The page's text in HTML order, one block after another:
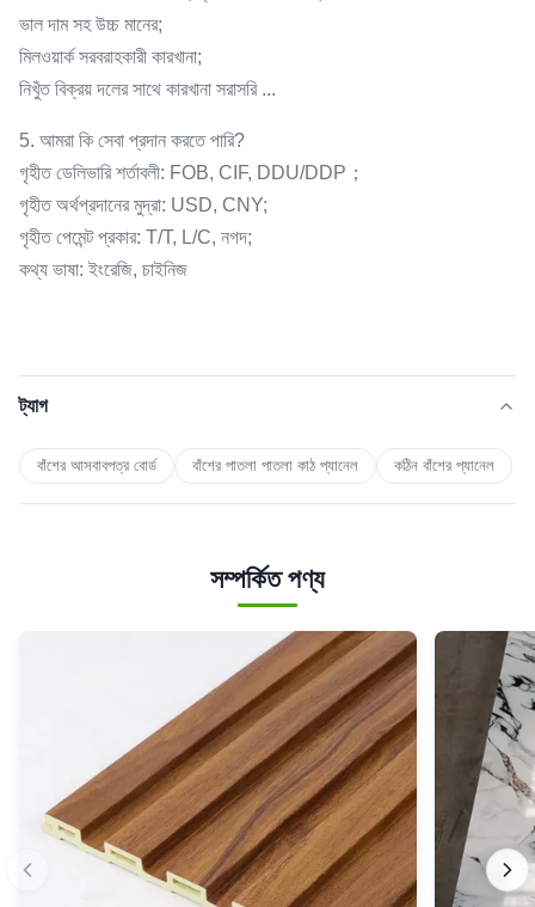
ভাল দাম সহ উচ্চ মানের;
মিলওয়ার্ক সরবরাহকারী কারখানা;
নিখুঁত বিক্রয় দলের সাথে কারখানা সরাসরি ...
5. আমরা কি সেবা প্রদান করতে পারি?
গৃহীত ডেলিভারি শর্তাবলী: FOB, CIF, DDU/DDP；
গৃহীত অর্থপ্রদানের মুদ্রা: USD, CNY;
গৃহীত পেমেন্ট প্রকার: T/T, L/C, নগদ;
কথ্য ভাষা: ইংরেজি, চাইনিজ
ট্যাগ
বাঁশের আসবাবপত্র বোর্ড বাঁশের পাতলা পাতলা কাঠ প্যানেল কঠিন বাঁশের প্যানেল
সম্পর্কিত পণ্য